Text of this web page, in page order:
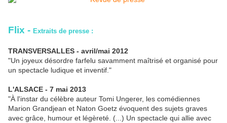
Flix - Extraits de presse :
TRANSVERSALLES - avril/mai 2012
"Un joyeux désordre farfelu savamment maîtrisé et organisé pour
un spectacle ludique et inventif."
L'ALSACE - 7 mai 2013
"À l'instar du célèbre auteur Tomi Ungerer, les comédiennes
Marion Grandjean et Naton Goetz évoquent des sujets graves
avec grâce, humour et légèreté. (...) Un spectacle qui allie avec